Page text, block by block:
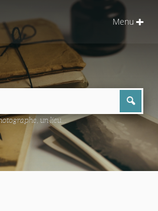
Menu
un lieu...